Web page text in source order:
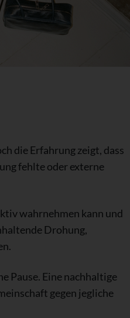
die Erfahrung zeigt, dass
fehlte oder externe
wahrnehmen kann und
Drohung,
Pause. Eine nachhaltige
gegen jegliche